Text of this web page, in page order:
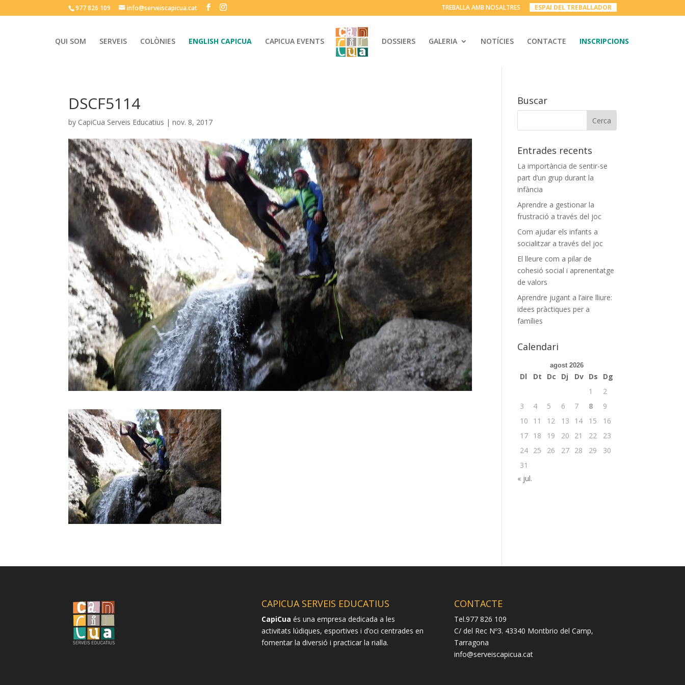
977 826 109 info@serveiscapicua.cat TREBALLA AMB NOSALTRES ESPAI DEL TREBALLADOR__
QUI SOM SERVEIS COLÒNIES ENGLISH CAPICUA CAPICUA EVENTS DOSSIERS GALERIA NOTÍCIES CONTACTE INSCRIPCIONS
DSCF5114
by CapiCua Serveis Educatius |nov. 8, 2017
Buscar
Entrades recents
La importància de sentir-se
part d’un grup durant la
infància
Aprendre a gestionar la
frustració a través del joc
Com ajudar els infants a
socialitzar a través del joc
El lleure com a pilar de
cohesió social i aprenentatge
de valors
Aprendre jugant a l’aire lliure:
idees pràctiques per a
famílies
Calendari
agost 2026
Dl Dt Dc Dj Dv Ds
Dg
1
2
3
4 5 6 7 8
9
10
11 12 13 14 15
16
17 18 19 20 21 22
23
24 25 26 27 28 29
30
31
« jul.
CAPICUA SERVEIS EDUCATIUS
CapiCua és una empresa dedicada a les
activitats lúdiques, esportives i d’oci centrades en
fomentar la diversió i practicar la rialla.
CONTACTE
Tel.977 826 109
C/ del Rec Nº3. 43340 Montbrio del Camp,
Tarragona
info@serveiscapicua.cat